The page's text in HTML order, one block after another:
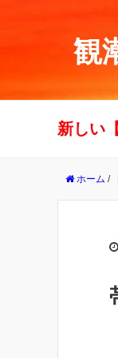
観
新しい
ホーム /